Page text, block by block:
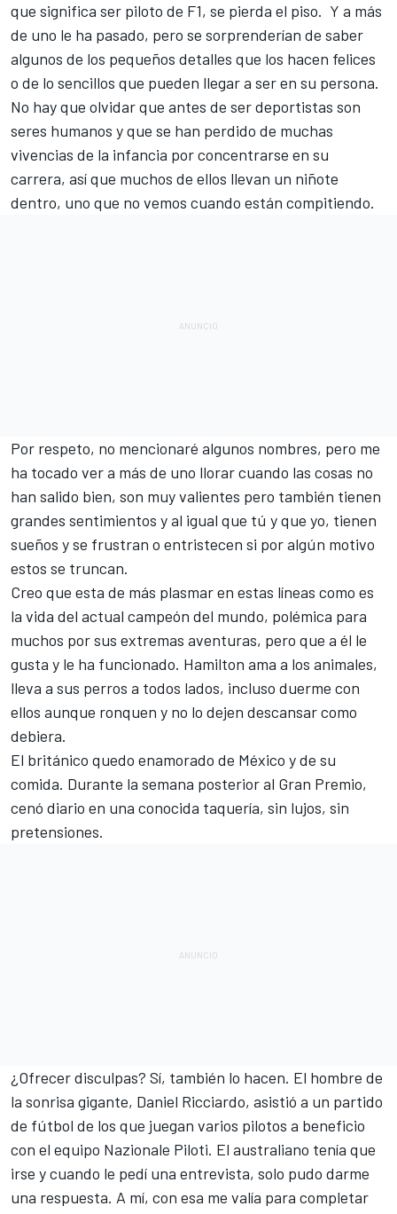
que significa ser piloto de F1, se pierda el piso. Y a más
de uno le ha pasado, pero se sorprenderían de saber
algunos de los pequeños detalles que los hacen felices
o de lo sencillos que pueden llegar a ser en su persona.
No hay que olvidar que antes de ser deportistas son
seres humanos y que se han perdido de muchas
vivencias de la infancia por concentrarse en su
carrera, así que muchos de ellos llevan un niñote
dentro, uno que no vemos cuando están compitiendo.
Por respeto, no mencionaré algunos nombres, pero me
ha tocado ver a más de uno llorar cuando las cosas no
han salido bien, son muy valientes pero también tienen
grandes sentimientos y al igual que tú y que yo, tienen
sueños y se frustran o entristecen si por algún motivo
estos se truncan.
Creo que esta de más plasmar en estas líneas como es
la vida del actual campeón del mundo, polémica para
muchos por sus extremas aventuras, pero que a él le
gusta y le ha funcionado. Hamilton ama a los animales,
lleva a sus perros a todos lados, incluso duerme con
ellos aunque ronquen y no lo dejen descansar como
debiera.
El británico quedo enamorado de México y de su
comida. Durante la semana posterior al Gran Premio,
cenó diario en una conocida taquería, sin lujos, sin
pretensiones.
¿Ofrecer disculpas? Sí, también lo hacen. El hombre de
la sonrisa gigante, Daniel Ricciardo, asistió a un partido
de fútbol de los que juegan varios pilotos a beneficio
con el equipo Nazionale Piloti. El australiano tenía que
irse y cuando le pedí una entrevista, solo pudo darme
una respuesta. A mí, con esa me valía para completar